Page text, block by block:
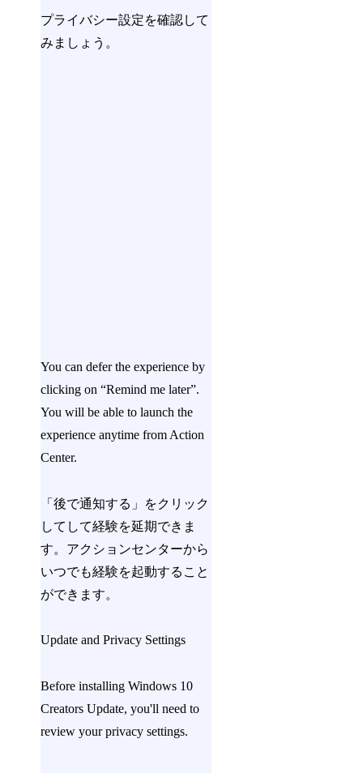
プライバシー設定を確認して
みましょう。
You can defer the experience by
clicking on “Remind me later”.
You will be able to launch the
experience anytime from Action
Center.
「後で通知する」をクリック
してして経験を延期できま
す。アクションセンターから
いつでも経験を起動すること
ができます。
Update and Privacy Settings
Before installing Windows 10
Creators Update, you'll need to
review your privacy settings.